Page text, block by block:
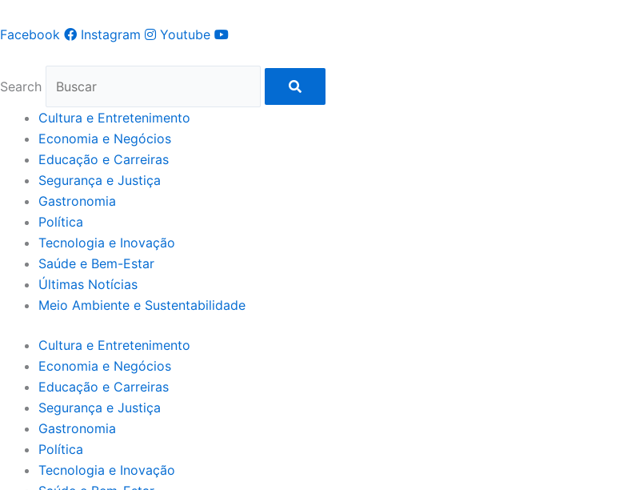
Facebook Instagram Youtube
Search
Cultura e Entretenimento
Economia e Negócios
Educação e Carreiras
Segurança e Justiça
Gastronomia
Política
Tecnologia e Inovação
Saúde e Bem-Estar
Últimas Notícias
Meio Ambiente e Sustentabilidade
Cultura e Entretenimento
Economia e Negócios
Educação e Carreiras
Segurança e Justiça
Gastronomia
Política
Tecnologia e Inovação